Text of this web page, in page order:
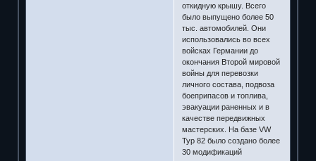
откидную крышу. Всего
было выпущено более 50
тыс. автомобилей. Они
использовались во всех
войсках Германии до
окончания Второй мировой
войны для перевозки
личного состава, подвоза
боеприпасов и топлива,
эвакуации раненных и в
качестве передвижных
мастерских. На базе VW
Typ 82 было создано более
30 модификаций